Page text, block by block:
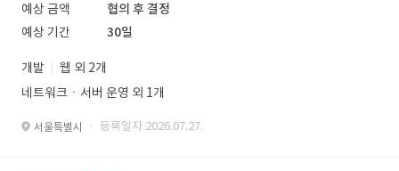
예상 금액
협의 후 결정
예상 기간
30일
개발
웹 외 2개
네트워크ㆍ서버 운영 외 1개
서울특별시 · 등록일자 2026.07.27.